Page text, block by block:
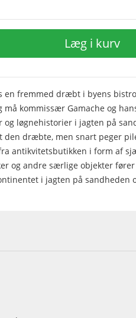
Læg i kurv
en fremmed dræbt i byens
kommissær Gamache og
løgnehistorier i jagten på
den dræbte, men snart peger
antikvitetsbutikken i form af
og andre særlige objekter
i jagten på sandheden